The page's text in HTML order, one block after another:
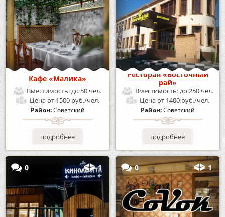
Кафе «Малика»
Вместимость:до 50 чел.
Ценаот 1500 руб./чел.
Район:Советский
подробнее
Ресторан «Восточный
рай»
Вместимость:до 250 чел.
Ценаот 1400 руб./чел.
Район:Советский
подробнее
0 1 0 1